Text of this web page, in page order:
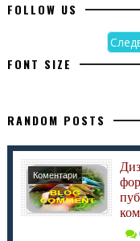
FOLLOW US
FONT SIZE
RANDOM POSTS
Коментари